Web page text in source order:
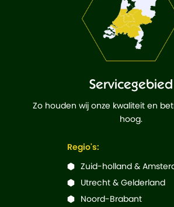
Servicegebied
Zo houden wij onze kwaliteit en
hoog.
Regio's:
Zuid-holland &
Utrecht & Gelderland
Noord-Brabant